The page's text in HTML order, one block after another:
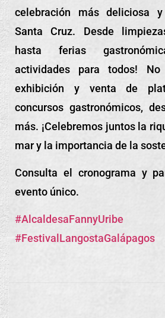
celebración más deliciosa
Santa Cruz. Desde
hasta ferias
actividades para todos!
exhibición y venta de
concursos gastronómicos,
más. ¡Celebremos juntos la
mar y la importancia de la
Consulta el cronograma y
evento único.
#AlcaldesaFannyUribe
#FestivalLangostaGalápagos